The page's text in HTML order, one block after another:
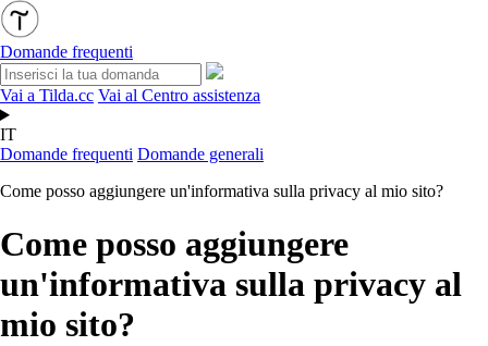
Domande frequenti
Vai a Tilda.cc Vai al Centro assistenza
IT
Domande frequenti Domande generali
Come posso aggiungere un'informativa sulla privacy al mio sito?
Come posso aggiungere
un'informativa sulla privacy al
mio sito?